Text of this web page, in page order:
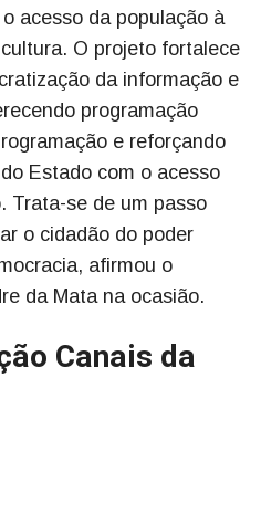
acesso da população à
O projeto fortalece
da informação e
programação
e reforçando
Estado com o acesso
Trata-se de um passo
o cidadão do poder
afirmou o
da Mata na ocasião.
Canais da